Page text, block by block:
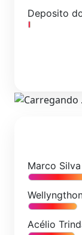
Deposito
Marco Silva
Acélio